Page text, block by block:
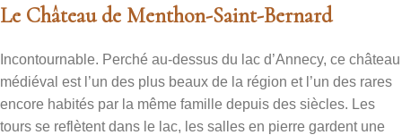
Le Château de Menthon-Saint-Bernard
Incontournable. Perché au-dessus du lac d’Annecy, ce château
médiéval est l’un des plus beaux de la région et l’un des rares
encore habités par la même famille depuis des siècles. Les
tours se reflètent dans le lac, les salles en pierre gardent une